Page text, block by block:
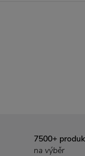
7500+
na výběr